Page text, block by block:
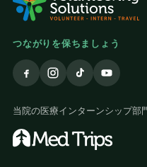
つながりを保ちましょう
当院の医療インターンシップ部